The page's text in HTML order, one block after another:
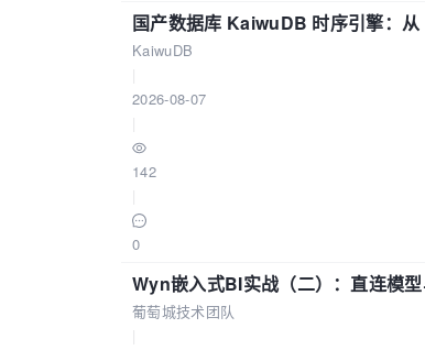
国产数据库 KaiwuDB 时序引擎：
KaiwuDB
2026-08-07
142
0
Wyn嵌入式BI实战（二）：直连模
葡萄城技术团队